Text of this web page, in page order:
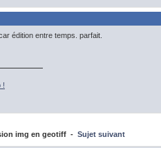
édition entre temps. parfait.
!
img en geotiff - Sujet suivant